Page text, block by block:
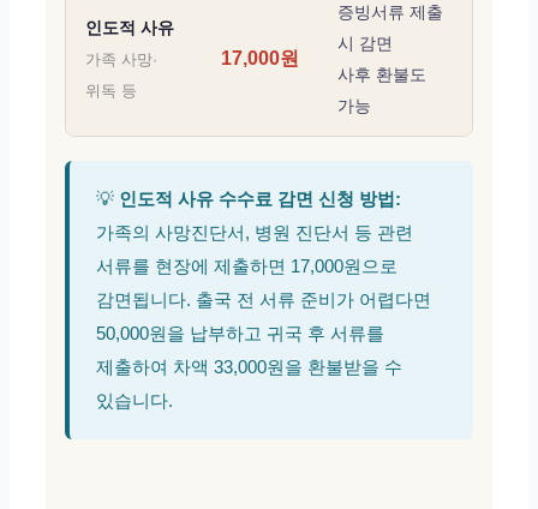
인도적 사유
가족 사망·
위독 등
17,000원
증빙서류 제출
시 감면
사후 환불도
가능
💡 인도적 사유 수수료 감면 신청 방법:
가족의 사망진단서, 병원 진단서 등 관련
서류를 현장에 제출하면 17,000원으로
감면됩니다. 출국 전 서류 준비가 어렵다면
50,000원을 납부하고 귀국 후 서류를
제출하여 차액 33,000원을 환불받을 수
있습니다.